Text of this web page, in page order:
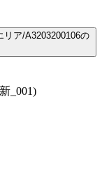
リア/A3203200106の
_001)